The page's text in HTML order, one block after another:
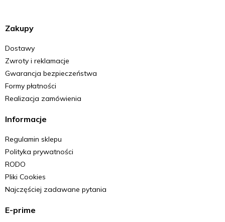
Zakupy
Dostawy
Zwroty i reklamacje
Gwarancja bezpieczeństwa
Formy płatności
Realizacja zamówienia
Informacje
Regulamin sklepu
Polityka prywatności
RODO
Pliki Cookies
Najczęściej zadawane pytania
E-prime